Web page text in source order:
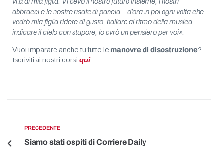
abbracci e le nostre risate di pancia… d’ora in poi ogni volta che
vedrò mia figlia ridere di gusto, ballare al ritmo della musica,
indicare il cielo con stupore, io avrò un pensiero per voi».
Vuoi imparare anche tu tutte le manovre di disostruzione?
Iscriviti ai nostri corsi qui.
PRECEDENTE
Siamo stati ospiti di Corriere Daily